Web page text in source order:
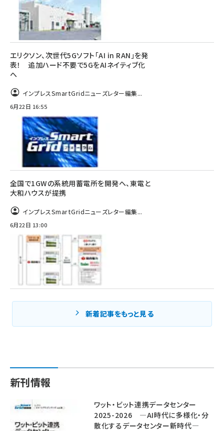
エリクソン、次世代5Gソフト「AI in RAN」を発
表！ 追加ハード不要で5GをAIネイティブ化
へ
インプレスSmartGridニューズレター編集...
6月22日 16:55
全国で1GWの系統用蓄電所を開発へ、東電と
大和ハウスが提携
インプレスSmartGridニューズレター編集...
6月22日 13:00
新着記事をもっと見る
新刊情報
ワット・ビット連携データセンター
2025-2026 ―AI時代に多様化・分
散化するデータセンター新時代―